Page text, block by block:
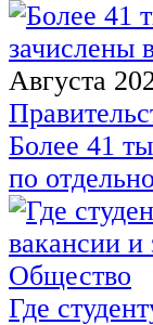
Августа
Более 41
по
Общество
Где